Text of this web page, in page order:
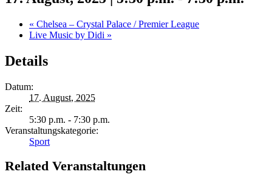
« Chelsea – Crystal Palace / Premier League
Live Music by Didi »
Details
Datum:
17. August, 2025
Zeit:
5:30 p.m. - 7:30 p.m.
Veranstaltungskategorie:
Sport
Related Veranstaltungen